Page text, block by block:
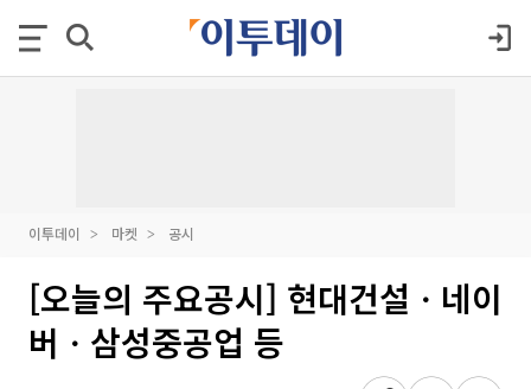
이투데이 마켓 공시
[오늘의 주요공시] 현대건설ㆍ네이
버ㆍ삼성중공업 등